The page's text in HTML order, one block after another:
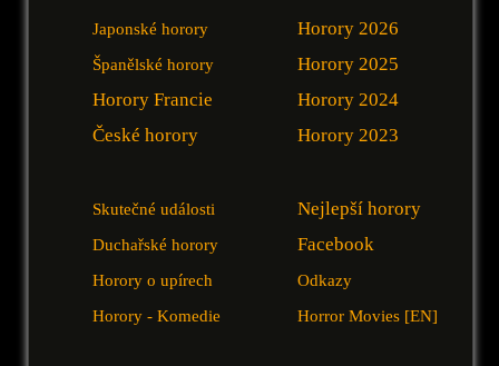
Japonské horory
Španělské horory
Horory Francie
České horory
Horory 2026
Horory 2025
Horory 2024
Horory 2023
Skutečné události
Duchařské horory
Horory o upírech
Horory - Komedie
Nejlepší horory
Facebook
Odkazy
Horror Movies [EN]